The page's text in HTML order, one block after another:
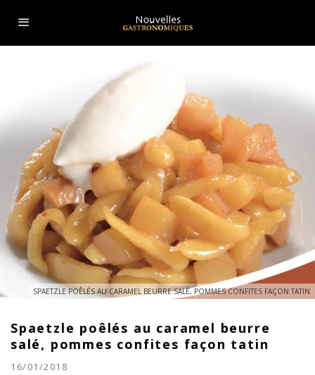
SPAETZLE POÊLÉS AU CARAMEL BEURRE SALÉ, POMMES CONFITES FAÇON TATIN
Spaetzle poêlés au caramel beurre
salé, pommes confites façon tatin
16/01/2018